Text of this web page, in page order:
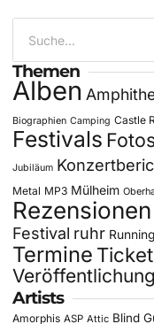
Themen
Alben
Biographien Camping Castle
Festivals
Jubiläum
Metal MP3 Mülheim
Rezensionen
Festival ruhr
Termine
Artists
Amorphis ASP Attic Blind